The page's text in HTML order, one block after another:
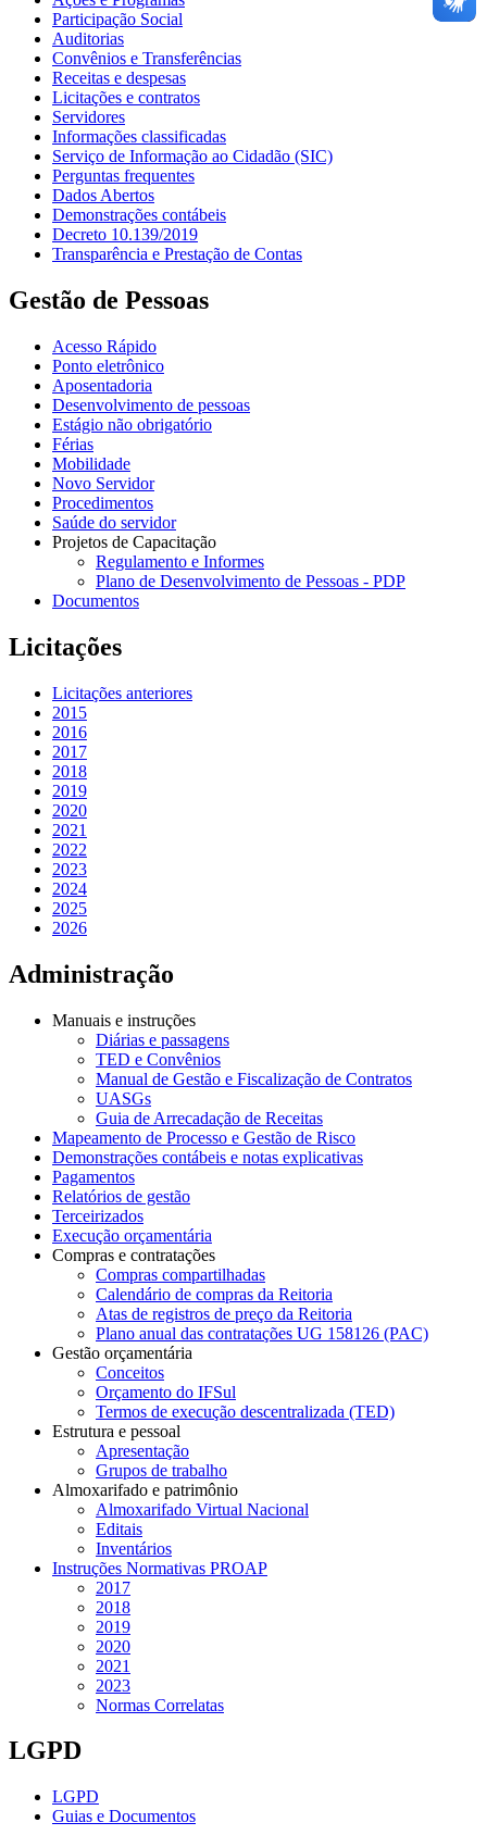
Participação Social
Auditorias
Convênios e Transferências
Receitas e despesas
Licitações e contratos
Servidores
Informações classificadas
Serviço de Informação ao Cidadão (SIC)
Perguntas frequentes
Dados Abertos
Demonstrações contábeis
Decreto 10.139/2019
Transparência e Prestação de Contas
Gestão de Pessoas
Acesso Rápido
Ponto eletrônico
Aposentadoria
Desenvolvimento de pessoas
Estágio não obrigatório
Férias
Mobilidade
Novo Servidor
Procedimentos
Saúde do servidor
Projetos de Capacitação
Regulamento e Informes
Plano de Desenvolvimento de Pessoas - PDP
Documentos
Licitações
Licitações anteriores
2015
2016
2017
2018
2019
2020
2021
2022
2023
2024
2025
2026
Administração
Manuais e instruções
Diárias e passagens
TED e Convênios
Manual de Gestão e Fiscalização de Contratos
UASGs
Guia de Arrecadação de Receitas
Mapeamento de Processo e Gestão de Risco
Demonstrações contábeis e notas explicativas
Pagamentos
Relatórios de gestão
Terceirizados
Execução orçamentária
Compras e contratações
Compras compartilhadas
Calendário de compras da Reitoria
Atas de registros de preço da Reitoria
Plano anual das contratações UG 158126 (PAC)
Gestão orçamentária
Conceitos
Orçamento do IFSul
Termos de execução descentralizada (TED)
Estrutura e pessoal
Apresentação
Grupos de trabalho
Almoxarifado e patrimônio
Almoxarifado Virtual Nacional
Editais
Inventários
Instruções Normativas PROAP
2017
2018
2019
2020
2021
2023
Normas Correlatas
LGPD
LGPD
Guias e Documentos